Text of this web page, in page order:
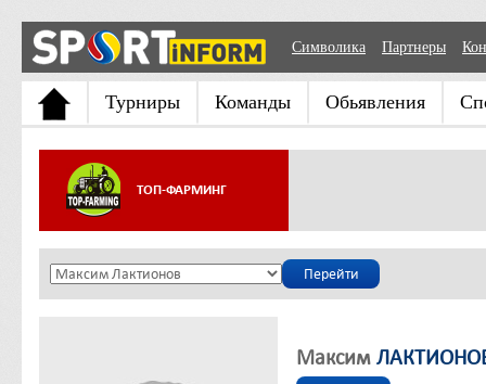
Символика Партнеры
Турниры Команды Обьявления
ТОП-ФАРМИНГ
Максим